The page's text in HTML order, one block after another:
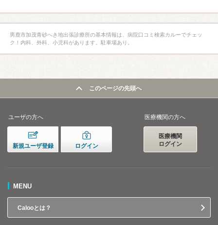
男鹿市加茂青砂へき地出張診療所の基本情報は、病院口コミ検索カルーでチェッ
ク！内科、外科、小児科があります。駐車場あり。
このページの先頭へ
ユーザの方へ
新規ユーザ登録 ログイン
医療機関の方へ
医療機関
ログイン
MENU
Calooとは？